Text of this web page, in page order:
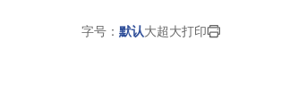
字号： 默认大超大打印